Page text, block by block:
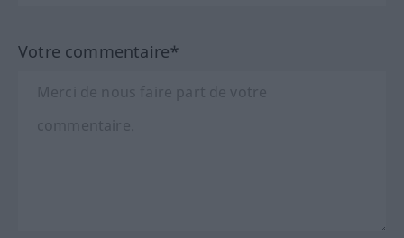
Votre commentaire*